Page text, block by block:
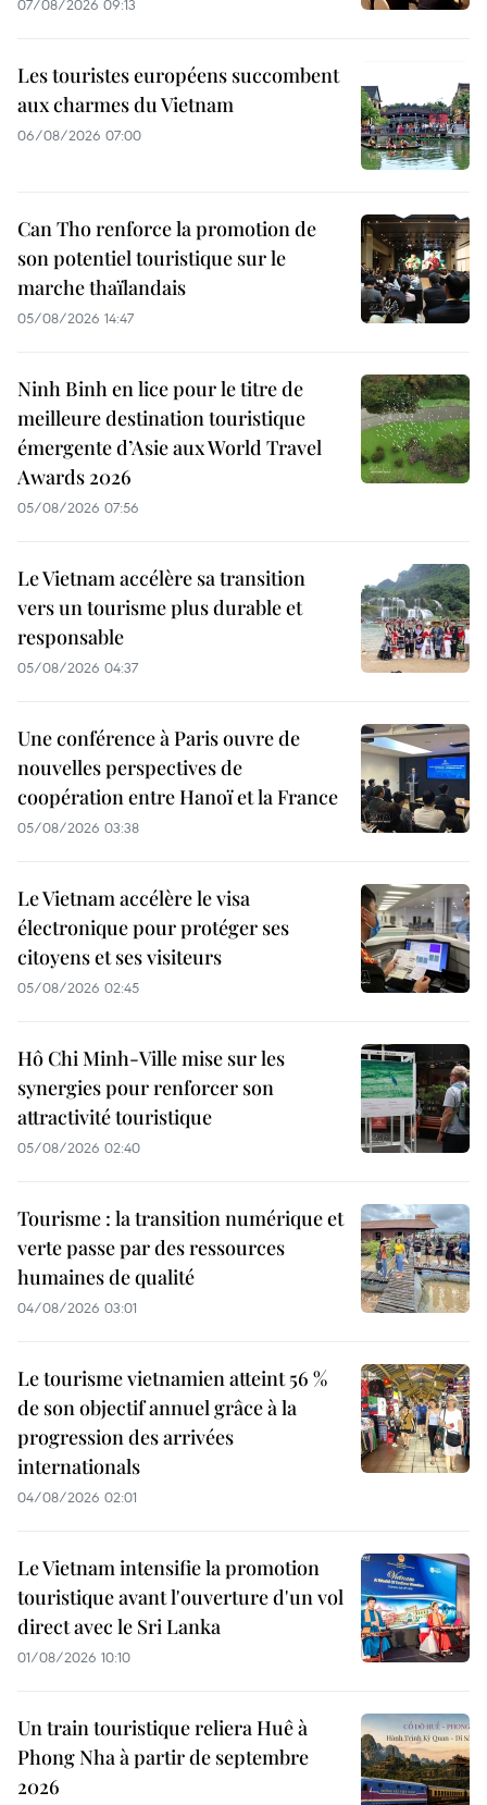
07/08/2026 09:13
Les touristes européens succombent
aux charmes du Vietnam
06/08/2026 07:00
Can Tho renforce la promotion de
son potentiel touristique sur le
marche thaïlandais
05/08/2026 14:47
Ninh Binh en lice pour le titre de
meilleure destination touristique
émergente d’Asie aux World Travel
Awards 2026
05/08/2026 07:56
Le Vietnam accélère sa transition
vers un tourisme plus durable et
responsable
05/08/2026 04:37
Une conférence à Paris ouvre de
nouvelles perspectives de
coopération entre Hanoï et la France
05/08/2026 03:38
Le Vietnam accélère le visa
électronique pour protéger ses
citoyens et ses visiteurs
05/08/2026 02:45
Hô Chi Minh-Ville mise sur les
synergies pour renforcer son
attractivité touristique
05/08/2026 02:40
Tourisme : la transition numérique et
verte passe par des ressources
humaines de qualité
04/08/2026 03:01
Le tourisme vietnamien atteint 56 %
de son objectif annuel grâce à la
progression des arrivées
internationals
04/08/2026 02:01
Le Vietnam intensifie la promotion
touristique avant l'ouverture d'un vol
direct avec le Sri Lanka
01/08/2026 10:10
Un train touristique reliera Huê à
Phong Nha à partir de septembre
2026